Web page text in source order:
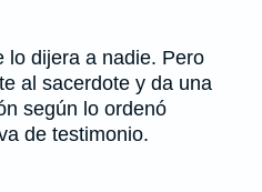
lo dijera a nadie. Pero
al sacerdote y da una
según lo ordenó
de testimonio.